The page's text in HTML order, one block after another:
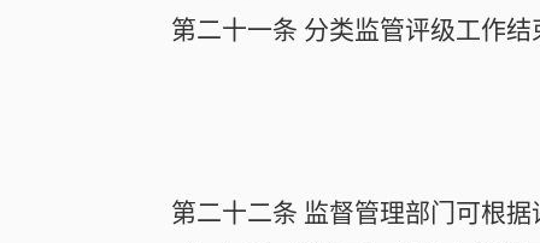
第二十一条 分类监管评级工作
第二十二条 监督管理部门可根